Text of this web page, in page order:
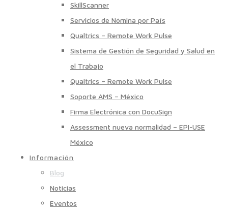
SkillScanner
Servicios de Nómina por País
Qualtrics – Remote Work Pulse
Sistema de Gestión de Seguridad y Salud en
el Trabajo
Qualtrics – Remote Work Pulse
Soporte AMS – México
Firma Electrónica con DocuSign
Assessment nueva normalidad – EPI-USE
México
Información
Blog
Noticias
Eventos